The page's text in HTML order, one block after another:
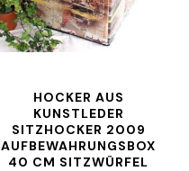
HOCKER AUS
KUNSTLEDER
SITZHOCKER 2009
AUFBEWAHRUNGSBOX
40 CM SITZWÜRFEL